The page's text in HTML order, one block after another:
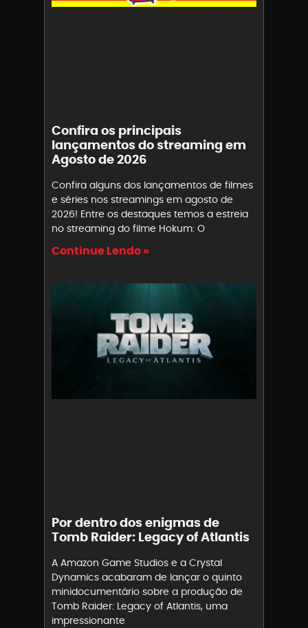
Confira os principais
lançamentos do streaming em
Agosto de 2026
Confira alguns dos lançamentos de filmes
e séries nos streamings em agosto de
2026! Entre os destaques temos a estreia
no streaming do filme Hokum: O
Continue Lendo »
Por dentro dos enigmas de
Tomb Raider: Legacy of Atlantis
A Amazon Game Studios e a Crystal
Dynamics acabaram de lançar o quinto
minidocumentário sobre a produção de
Tomb Raider: Legacy of Atlantis, uma
impressionante